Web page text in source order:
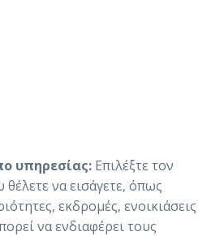
υπηρεσίας: Επιλέξτε τον
να εισάγετε, όπως
εκδρομές, ενοικιάσεις
να ενδιαφέρει τους